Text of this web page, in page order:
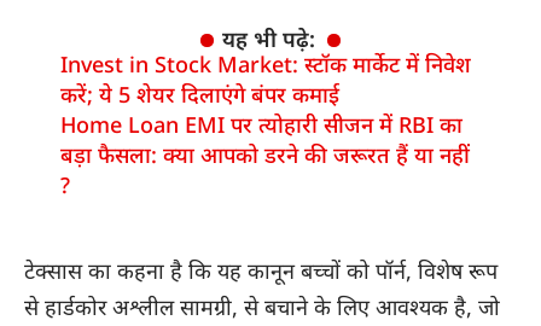
यह भी पढ़े:
Invest in Stock Market: स्टॉक मार्केट में निवेश
करें; ये 5 शेयर दिलाएंगे बंपर कमाई
Home Loan EMI पर त्योहारी सीजन में RBI का
बड़ा फैसला: क्या आपको डरने की जरूरत हैं या नहीं
?
टेक्सास का कहना है कि यह कानून बच्चों को पॉर्न, विशेष रूप
से हार्डकोर अश्लील सामग्री, से बचाने के लिए आवश्यक है, जो